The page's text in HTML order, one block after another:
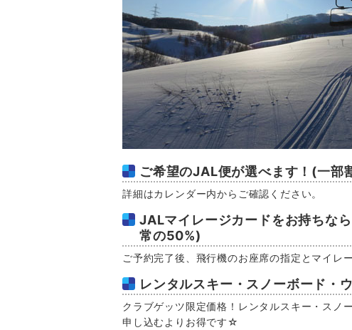
ご希望のJAL便が選べます！(一部
詳細はカレンダー内からご確認ください。
JALマイレージカードをお持ちな
常の50%)
ご予約完了後、飛行機のお座席の指定とマイレ
レンタルスキー・スノーボード・
クラブゲッツ限定価格！レンタルスキー・スノ
申し込むよりお得です☆